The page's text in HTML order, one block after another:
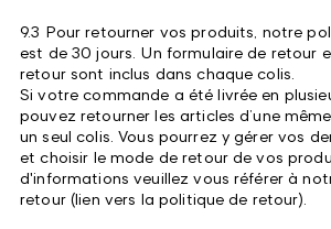
9.3 Pour retourner vos produits, notre
est de 30 jours. Un formulaire de retour
retour sont inclus dans chaque colis.
Si votre commande a été livrée en
pouvez retourner les articles d’une
un seul colis. Vous pourrez y gérer vos
et choisir le mode de retour de vos
d'informations veuillez vous référer à
retour (lien vers la politique de retour).